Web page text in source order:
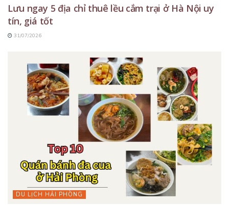
Lưu ngay 5 địa chỉ thuê lều cắm trại ở Hà Nội uy
tín, giá tốt
31/07/2026
DU LỊCH HẢI PHÒNG